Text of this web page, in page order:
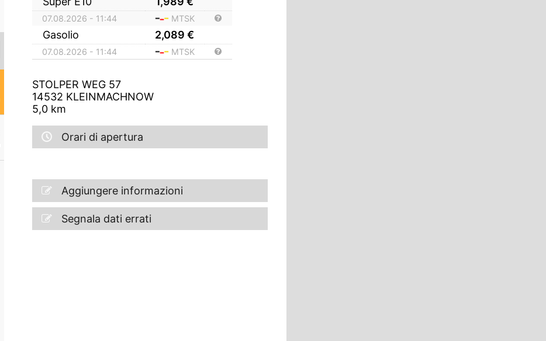
07.08.2026 - 11:44 MTSK
Gasolio 2,089 €
07.08.2026 - 11:44 MTSK
STOLPER WEG 57
14532 KLEINMACHNOW
5,0km
Orari di apertura
Aggiungere informazioni
Segnala dati errati